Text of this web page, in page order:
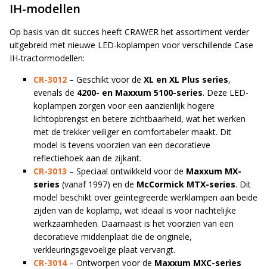
IH-modellen
Op basis van dit succes heeft CRAWER het assortiment verder
uitgebreid met nieuwe LED-koplampen voor verschillende Case
IH-tractormodellen:
CR-3012 – Geschikt voor de XL en XL Plus series,
evenals de 4200- en Maxxum 5100-series. Deze LED-
koplampen zorgen voor een aanzienlijk hogere
lichtopbrengst en betere zichtbaarheid, wat het werken
met de trekker veiliger en comfortabeler maakt. Dit
model is tevens voorzien van een decoratieve
reflectiehoek aan de zijkant.
CR-3013 – Speciaal ontwikkeld voor de Maxxum MX-
series (vanaf 1997) en de McCormick MTX-series. Dit
model beschikt over geïntegreerde werklampen aan beide
zijden van de koplamp, wat ideaal is voor nachtelijke
werkzaamheden. Daarnaast is het voorzien van een
decoratieve middenplaat die de originele,
verkleuringsgevoelige plaat vervangt.
CR-3014– Ontworpen voor de Maxxum MXC-series